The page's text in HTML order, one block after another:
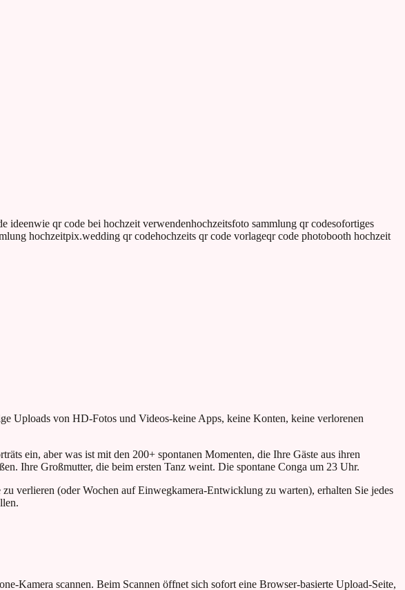
ideenwie qr code bei hochzeit verwendenhochzeitsfoto sammlung qr codesofortiges
hochzeitpix.wedding qr codehochzeits qr code vorlageqr code photobooth hochzeit
Uploads von HD-Fotos und Videos-keine Apps, keine Konten, keine verlorenen
ein, aber was ist mit den 200+ spontanen Momenten, die Ihre Gäste aus ihren
Ihre Großmutter, die beim ersten Tanz weint. Die spontane Conga um 23 Uhr.
verlieren (oder Wochen auf Einwegkamera-Entwicklung zu warten), erhalten Sie jedes
Kamera scannen. Beim Scannen öffnet sich sofort eine Browser-basierte Upload-Seite,